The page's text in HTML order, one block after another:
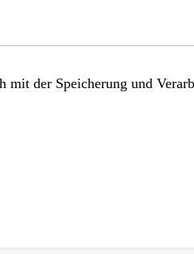
der Speicherung und